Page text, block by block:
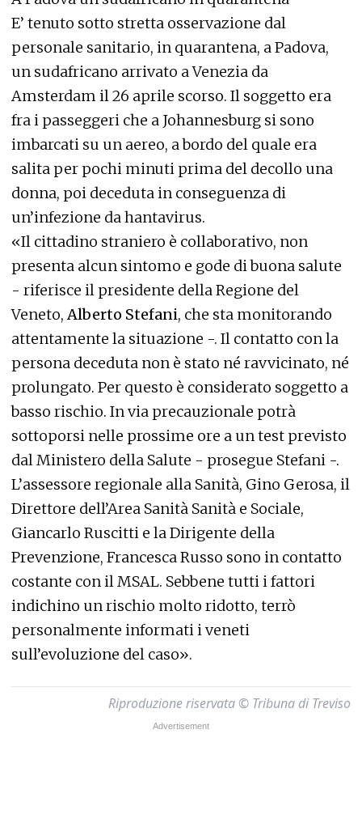
E’ tenuto sotto stretta osservazione dal
personale sanitario, in quarantena, a Padova,
un sudafricano arrivato a Venezia da
Amsterdam il 26 aprile scorso. Il soggetto era
fra i passeggeri che a Johannesburg si sono
imbarcati su un aereo, a bordo del quale era
salita per pochi minuti prima del decollo una
donna, poi deceduta in conseguenza di
un’infezione da hantavirus.
«Il cittadino straniero è collaborativo, non
presenta alcun sintomo e gode di buona salute
- riferisce il presidente della Regione del
Veneto,Alberto Stefani, che sta monitorando
attentamente la situazione -. Il contatto con la
persona deceduta non è stato né ravvicinato, né
prolungato. Per questo è considerato soggetto a
basso rischio. In via precauzionale potrà
sottoporsi nelle prossime ore a un test previsto
dal Ministero della Salute - prosegue Stefani -.
L’assessore regionale alla Sanità, Gino Gerosa, il
Direttore dell’Area Sanità Sanità e Sociale,
Giancarlo Ruscitti e la Dirigente della
Prevenzione, Francesca Russo sono in contatto
costante con il MSAL. Sebbene tutti i fattori
indichino un rischio molto ridotto, terrò
personalmente informati i veneti
sull’evoluzione del caso».
Riproduzione riservata © Tribuna di Treviso